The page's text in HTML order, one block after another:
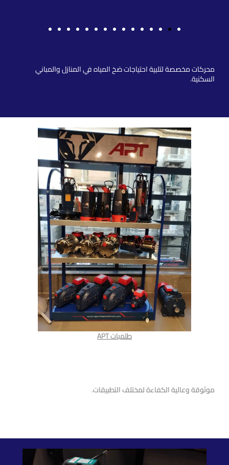
محركات مخصصة لتلبية احتياجات ضخ المياه في المنازل والمباني
السكنية.
موثوقة وعالية الكفاءة لمختلف التطبيقات.
طلمبات APT